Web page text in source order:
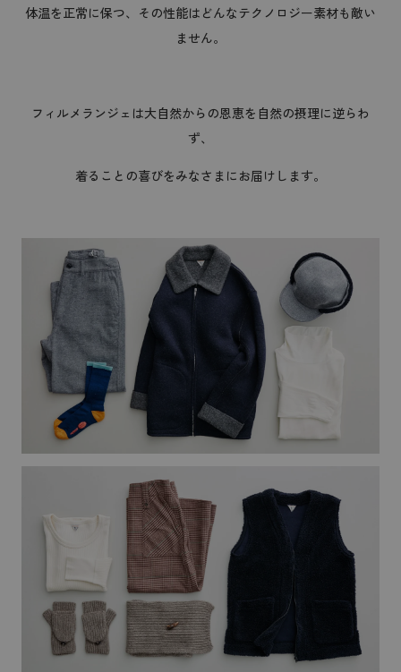
体温を正常に保つ、その性能はどんなテクノロジー素材も敵い
ません。
フィルメランジェは大自然からの恩恵を自然の摂理に逆らわ
ず、
着ることの喜びをみなさまにお届けします。